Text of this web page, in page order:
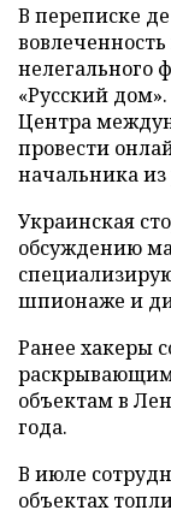
В переписке
нелегального
«Русский
Центра
провести
начальника из
Украинская
обсуждению
шпионаже и
Ранее хакеры
раскрывающим
объектам в
года.
В июле
объектах